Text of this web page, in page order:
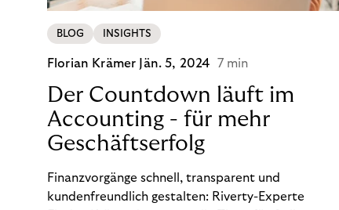
BLOG INSIGHTS
Florian Krämer Jän. 5, 2024 7 min
Der Countdown läuft im
Accounting - für mehr
Geschäftserfolg
Finanzvorgänge schnell, transparent und
kundenfreundlich gestalten: Riverty-Experte